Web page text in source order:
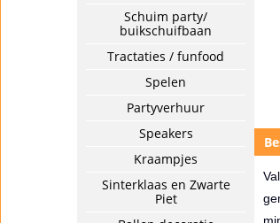
Schuim party/
buikschuifbaan
Tractaties / funfood
Spelen
Partyverhuur
Speakers
Kraampjes
Sinterklaas en Zwarte
Piet